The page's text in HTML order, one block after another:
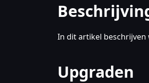
In dit artikel beschrijven
Upgraden